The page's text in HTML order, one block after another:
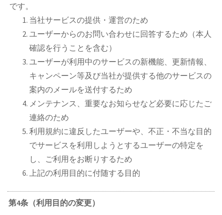
です。
当社サービスの提供・運営のため
ユーザーからのお問い合わせに回答するため（本人
確認を行うことを含む）
ユーザーが利用中のサービスの新機能、更新情報、
キャンペーン等及び当社が提供する他のサービスの
案内のメールを送付するため
メンテナンス、重要なお知らせなど必要に応じたご
連絡のため
利用規約に違反したユーザーや、不正・不当な目的
でサービスを利用しようとするユーザーの特定を
し、ご利用をお断りするため
上記の利用目的に付随する目的
第4条（利用目的の変更）